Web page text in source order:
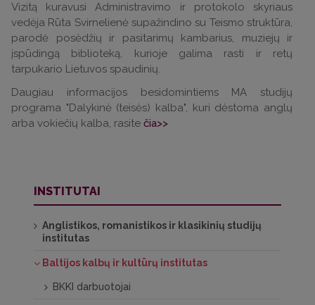
Vizitą kuravusi Administravimo ir protokolo skyriaus
vedėja Rūta Svirnelienė supažindino su Teismo struktūra,
parodė posėdžių ir pasitarimų kambarius, muziejų ir
įspūdingą biblioteką, kurioje galima rasti ir retų
tarpukario Lietuvos spaudinių.
Daugiau informacijos besidomintiems MA studijų
programa "Dalykinė (teisės) kalba", kuri dėstoma anglų
arba vokiečių kalba, rasite čia>>
INSTITUTAI
Anglistikos, romanistikos ir klasikinių studijų
institutas
Baltijos kalbų ir kultūrų institutas
BKKI darbuotojai